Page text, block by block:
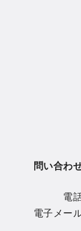
問い合わ
電
電子メー